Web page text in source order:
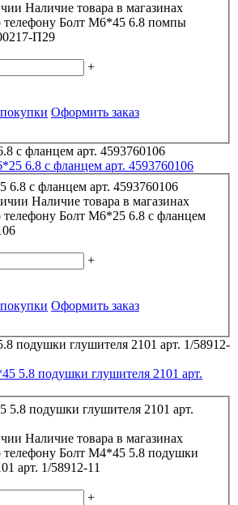
Наличие товара в магазинах
телефону Болт М6*45 6.8 помпы
200217-П29
+
Оформить заказ
6.8 с фланцем арт. 4593760106
Наличие товара в магазинах
телефону Болт М6*25 6.8 с фланцем
+
Оформить заказ
5.8 подушки глушителя 2101 арт.
Наличие товара в магазинах
телефону Болт М4*45 5.8 подушки
глушителя 2101 арт. 1/58912-11
+